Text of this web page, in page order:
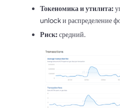
Токеномика и утилита:
unlock и распределение
Риск:средний.